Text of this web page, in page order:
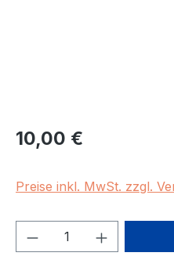
Regulärer Preis:
10,00 €
Preise inkl. MwSt. zzgl.
Produkt Anzahl: